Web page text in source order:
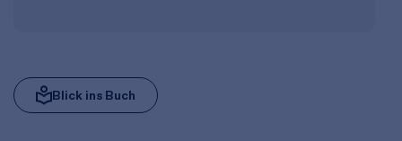
Blick ins Buch